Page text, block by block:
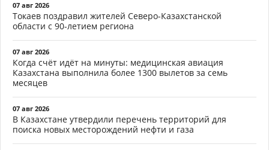
07 авг 2026
Токаев поздравил жителей Северо-Казахстанской
области с 90-летием региона
07 авг 2026
Когда счёт идёт на минуты: медицинская авиация
Казахстана выполнила более 1300 вылетов за семь
месяцев
07 авг 2026
В Казахстане утвердили перечень территорий для
поиска новых месторождений нефти и газа